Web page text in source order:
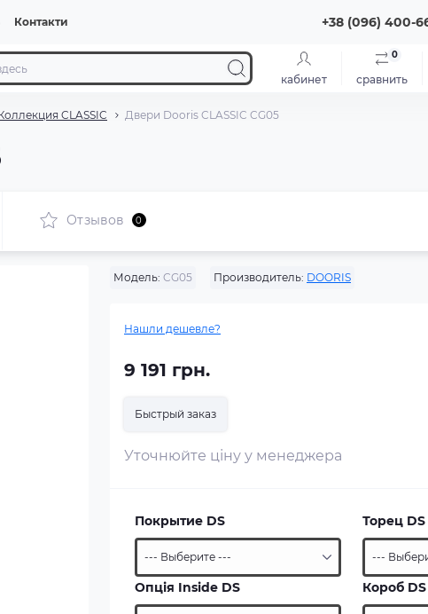
Контакти +38 (096) 400-
кабинет сравнить
0
CLASSIC Двери Dooris CLASSIC CG05
Отзывов 0
Модель: CG05 Производитель: DOORIS
Нашли дешевле?
9 191 грн.
Быстрый заказ
Уточнюйте ціну у менеджера
Покрытие DS Торец DS
Опція Inside DS Короб DS